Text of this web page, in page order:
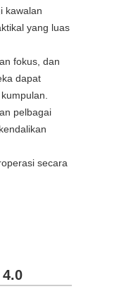
kawalan
yang luas
fokus, dan
dapat
pelbagai
secara